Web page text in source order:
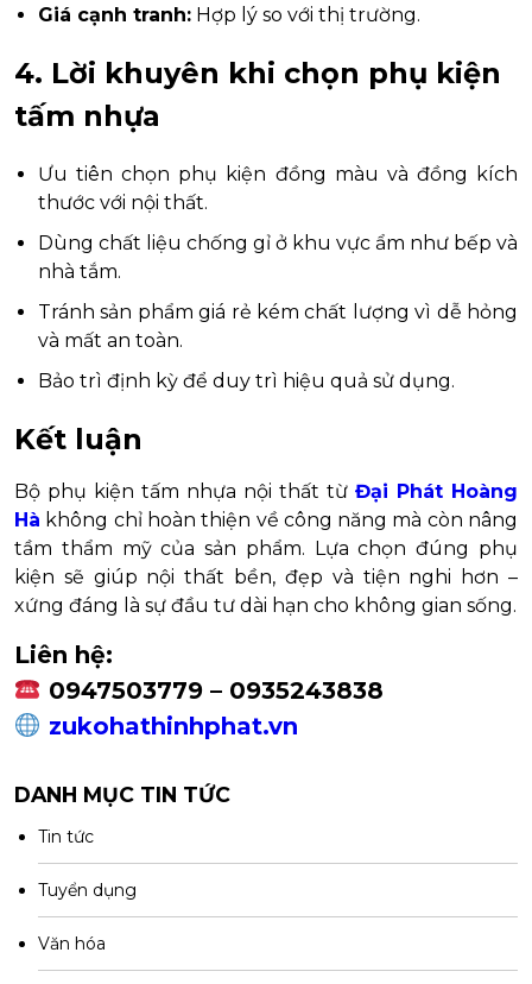
Giá cạnh tranh: Hợp lý so với thị trường.
4. Lời khuyên khi chọn phụ kiện
tấm nhựa
Ưu tiên chọn phụ kiện đồng màu và đồng kích
thước với nội thất.
Dùng chất liệu chống gỉ ở khu vực ẩm như bếp và
nhà tắm.
Tránh sản phẩm giá rẻ kém chất lượng vì dễ hỏng
và mất an toàn.
Bảo trì định kỳ để duy trì hiệu quả sử dụng.
Kết luận
Bộ phụ kiện tấm nhựa nội thất từ Đại Phát Hoàng
Hà không chỉ hoàn thiện về công năng mà còn nâng
tầm thẩm mỹ của sản phẩm. Lựa chọn đúng phụ
kiện sẽ giúp nội thất bền, đẹp và tiện nghi hơn –
xứng đáng là sự đầu tư dài hạn cho không gian sống.
Liên hệ:
0947503779 – 0935243838
zukohathinhphat.vn
DANH MỤC TIN TỨC
Tin tức
Tuyển dụng
Văn hóa